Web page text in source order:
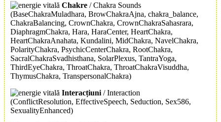
Chakre / Chakra Sounds
(BaseChakraMuladhara, BrowChakraAjna, chakra_balance,
ChakraBalancing, CrownChakra, CrownChakraSahasrara,
DiaphragmChakra, Hara, HaraCenter, HeartChakra,
HeartChakraAnahata, Kundalini, MidChakra, NavelChakra,
PolarityChakra, PsychicCenterChakra, RootChakra,
SacralChakraSvadhisthana, SolarPlexus, TantraYoga,
ThirdEyeChakra, ThroatChakra, ThroatChakraVisuddha,
ThymusChakra, TranspersonalChakra)
Interacțiuni / Interaction
(ConflictResolution, EffectiveSpeech, Seduction, Sex586,
SexualityEnhanced)